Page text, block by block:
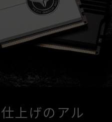
上げのアル